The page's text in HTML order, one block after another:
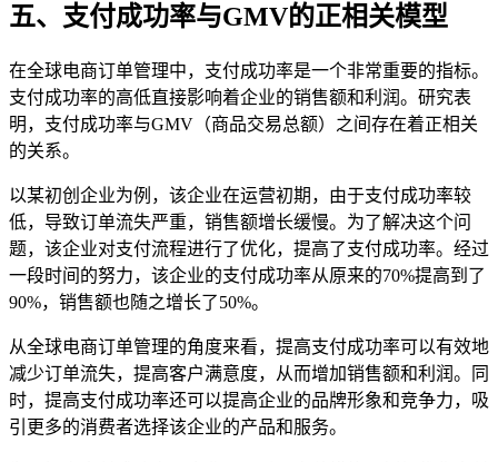
五、支付成功率与GMV的正相关模型
在全球电商订单管理中，支付成功率是一个非常重要的指标。
支付成功率的高低直接影响着企业的销售额和利润。研究表
明，支付成功率与GMV（商品交易总额）之间存在着正相关
的关系。
以某初创企业为例，该企业在运营初期，由于支付成功率较
低，导致订单流失严重，销售额增长缓慢。为了解决这个问
题，该企业对支付流程进行了优化，提高了支付成功率。经过
一段时间的努力，该企业的支付成功率从原来的70%提高到了
90%，销售额也随之增长了50%。
从全球电商订单管理的角度来看，提高支付成功率可以有效地
减少订单流失，提高客户满意度，从而增加销售额和利润。同
时，提高支付成功率还可以提高企业的品牌形象和竞争力，吸
引更多的消费者选择该企业的产品和服务。